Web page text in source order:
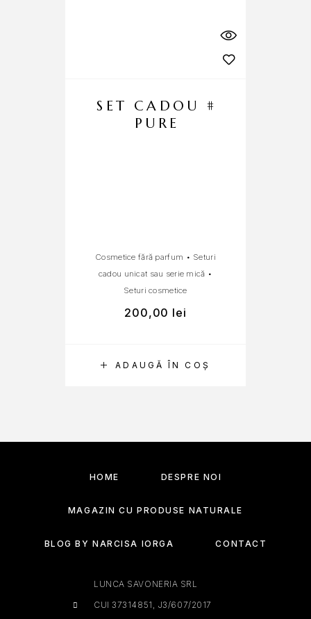
ADAUGĂ ÎN COȘ
SET CADOU #
PURE
Cosmetice fără parfum • Seturi
cadou unicat sau serie mică •
Seturi cosmetice
200,00 lei
HOME DESPRE NOI
MAGAZIN CU PRODUSE NATURALE
BLOG BY NARCISA IORGA CONTACT
LUNCA SAVONERIA SRL
CUI 37314851, J3/607/2017